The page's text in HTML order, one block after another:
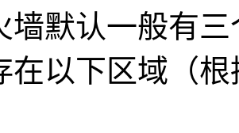
墙默认一般有
在以下区域（